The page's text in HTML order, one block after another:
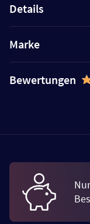
Details
Marke
Bewertungen